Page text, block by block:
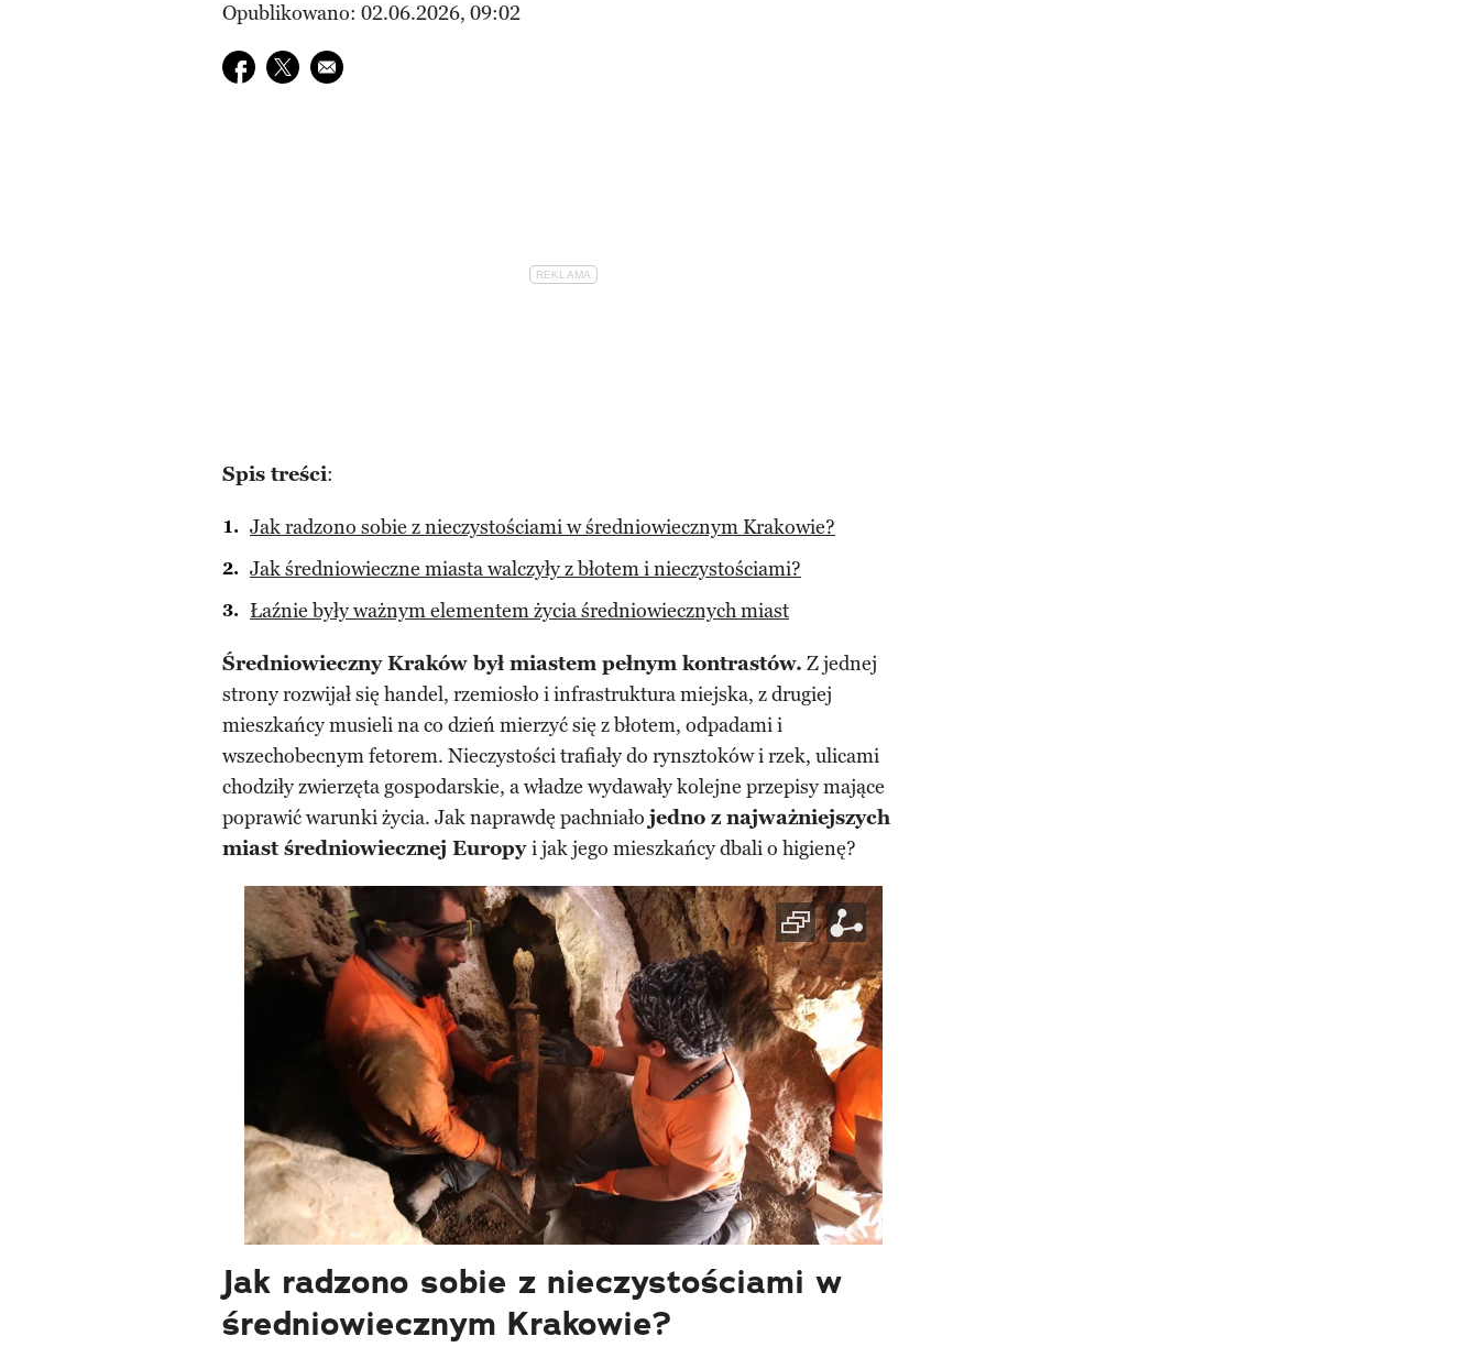
Opublikowano: 02.06.2026, 09:02
Udostępnij na facebook
Udostępnij na twitter
E-mail do przyjaciela
Spis treści:
Jak radzono sobie z nieczystościami w średniowiecznym Krakowie?
Jak średniowieczne miasta walczyły z błotem i nieczystościami?
Łaźnie były ważnym elementem życia średniowiecznych miast
Średniowieczny Kraków był miastem pełnym kontrastów. Z jednej
strony rozwijał się handel, rzemiosło i infrastruktura miejska, z drugiej
mieszkańcy musieli na co dzień mierzyć się z błotem, odpadami i
wszechobecnym fetorem. Nieczystości trafiały do rynsztoków i rzek, ulicami
chodziły zwierzęta gospodarskie, a władze wydawały kolejne przepisy mające
poprawić warunki życia. Jak naprawdę pachniało jedno z najważniejszych
miast średniowiecznej Europyi jak jego mieszkańcy dbali o higienę?
Jak radzono sobie z nieczystościami w
średniowiecznym Krakowie?